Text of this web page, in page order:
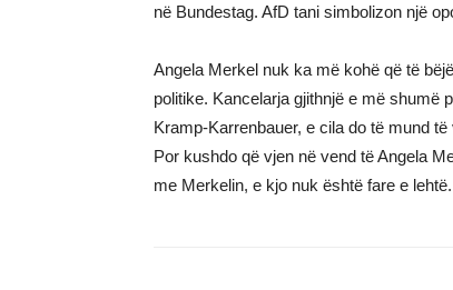
në Bundestag. AfD tani simbolizon një
Angela Merkel nuk ka më kohë që të
politike. Kancelarja gjithnjë e më shumë
Kramp-Karrenbauer, e cila do të mund
Por kushdo që vjen në vend të Angela
me Merkelin, e kjo nuk është fare e